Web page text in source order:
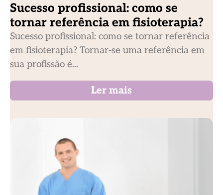
Sucesso profissional: como se
tornar referência em fisioterapia?
Sucesso profissional: como se tornar referência
em fisioterapia? Tornar-se uma referência em
sua profissão é...
Ler mais